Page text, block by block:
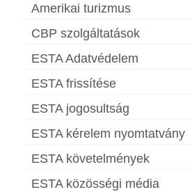
Amerikai turizmus
CBP szolgáltatások
ESTA Adatvédelem
ESTA frissítése
ESTA jogosultság
ESTA kérelem nyomtatvány
ESTA követelmények
ESTA közösségi média